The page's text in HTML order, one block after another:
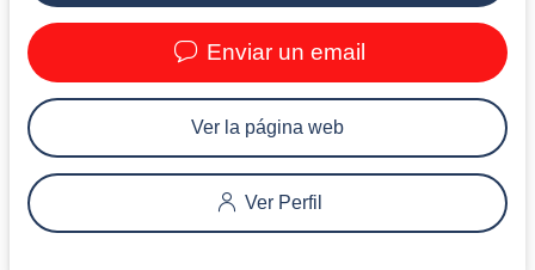
Enviar un email
Ver la página web
Ver Perfil